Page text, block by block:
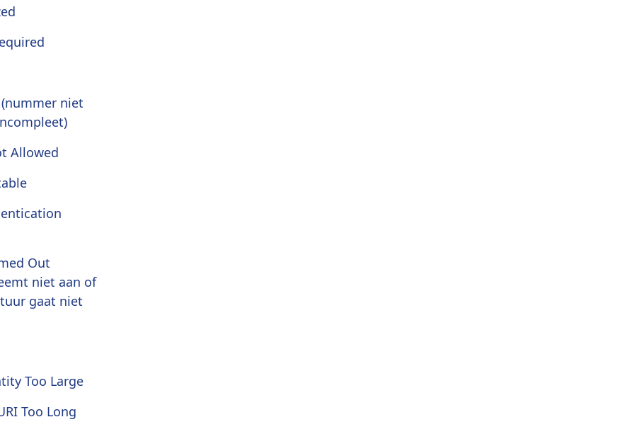
niet
Allowed
Out
niet aan of
gaat niet
Too Large
Too Long